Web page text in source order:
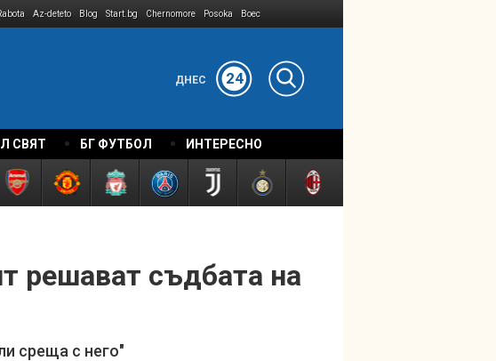
Az-deteto Blog Start.bg Chernomore Posoka Boec
ДНЕС 24
СВЯТ БГ ФУТБОЛ ИНТЕРЕСНО
решават съдбата на
среща с него"